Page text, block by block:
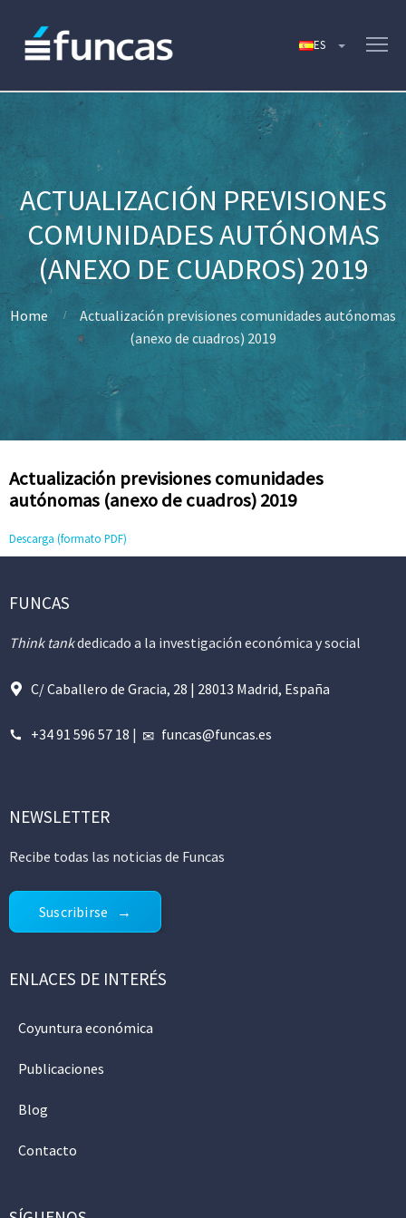
ACTUALIZACIÓN PREVISIONES
COMUNIDADES AUTÓNOMAS
(ANEXO DE CUADROS) 2019
Home
Actualización previsiones comunidades autónomas
(anexo de cuadros) 2019
Actualización previsiones comunidades
autónomas (anexo de cuadros) 2019
Descarga (formato PDF)
FUNCAS
Think tankdedicado a la investigación económica y social
C/ Caballero de Gracia, 28 | 28013 Madrid, España
+34 91 596 57 18 | funcas@funcas.es
NEWSLETTER
Recibe todas las noticias de Funcas
Suscribirse
ENLACES DE INTERÉS
Coyuntura económica
Publicaciones
Blog
Contacto